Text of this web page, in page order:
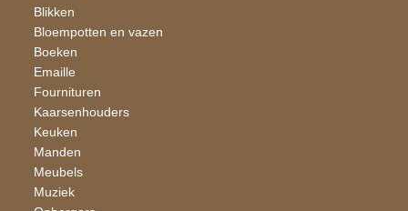
Blikken
Bloempotten en vazen
Boeken
Emaille
Fournituren
Kaarsen​houders
Keuken
Manden
Meubels
Muziek